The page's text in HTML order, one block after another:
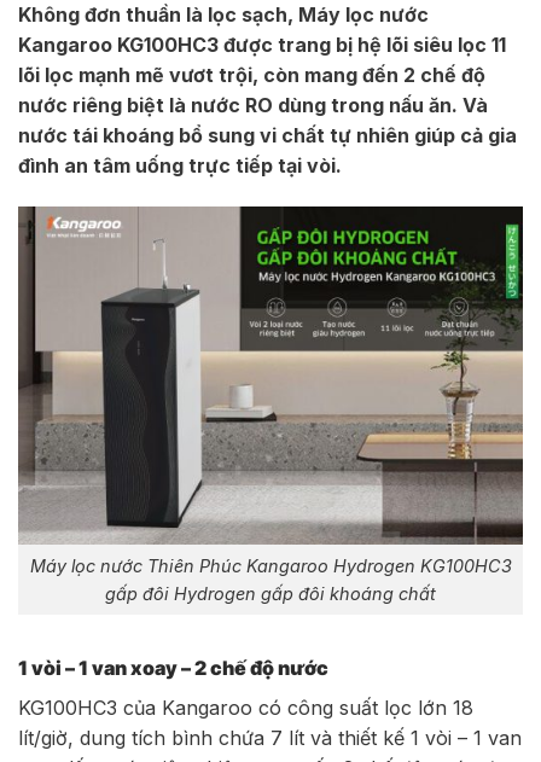
Không đơn thuần là lọc sạch, Máy lọc nước
Kangaroo KG100HC3 được trang bị hệ lõi siêu lọc 11
lõi lọc mạnh mẽ vươt trội, còn mang đến 2 chế độ
nước riêng biệt là nước RO dùng trong nấu ăn. Và
nước tái khoáng bổ sung vi chất tự nhiên giúp cả gia
đình an tâm uống trực tiếp tại vòi.
Máy lọc nước Thiên Phúc Kangaroo Hydrogen KG100HC3
gấp đôi Hydrogen gấp đôi khoáng chất
1 vòi – 1 van xoay – 2 chế độ nước
KG100HC3 của Kangaroo có công suất lọc lớn 18
lít/giờ, dung tích bình chứa 7 lít và thiết kế 1 vòi – 1 van